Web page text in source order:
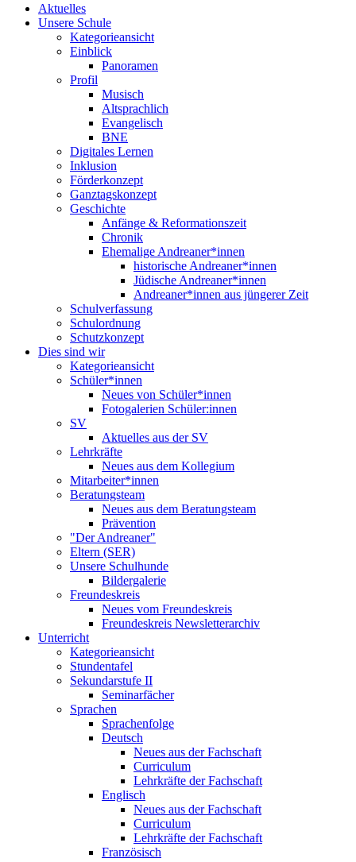
Aktuelles
Unsere Schule
Kategorieansicht
Einblick
Panoramen
Profil
Musisch
Altsprachlich
Evangelisch
BNE
Digitales Lernen
Inklusion
Förderkonzept
Ganztagskonzept
Geschichte
Anfänge & Reformationszeit
Chronik
Ehemalige Andreaner*innen
historische Andreaner*innen
Jüdische Andreaner*innen
Andreaner*innen aus jüngerer Zeit
Schulverfassung
Schulordnung
Schutzkonzept
Dies sind wir
Kategorieansicht
Schüler*innen
Neues von Schüler*innen
Fotogalerien Schüler:innen
SV
Aktuelles aus der SV
Lehrkräfte
Neues aus dem Kollegium
Mitarbeiter*innen
Beratungsteam
Neues aus dem Beratungsteam
Prävention
"Der Andreaner"
Eltern (SER)
Unsere Schulhunde
Bildergalerie
Freundeskreis
Neues vom Freundeskreis
Freundeskreis Newsletterarchiv
Unterricht
Kategorieansicht
Stundentafel
Sekundarstufe II
Seminarfächer
Sprachen
Sprachenfolge
Deutsch
Neues aus der Fachschaft
Curriculum
Lehrkräfte der Fachschaft
Englisch
Neues aus der Fachschaft
Curriculum
Lehrkräfte der Fachschaft
Französisch